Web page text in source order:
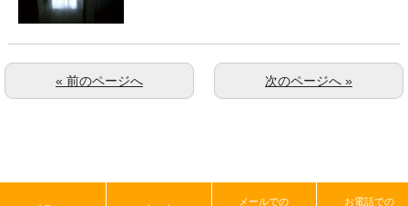
次のページへ »
« 前のページへ
メールでの お電話での